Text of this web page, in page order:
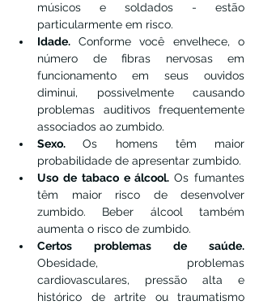
músicos e soldados - estão
particularmente em risco.
Idade. Conforme você envelhece, o
número de fibras nervosas em
funcionamento em seus ouvidos
diminui, possivelmente causando
problemas auditivos frequentemente
associados ao zumbido.
Sexo. Os homens têm maior
probabilidade de apresentar zumbido.
Uso de tabaco e álcool. Os fumantes
têm maior risco de desenvolver
zumbido. Beber álcool também
aumenta o risco de zumbido.
Obesidade, problemas
cardiovasculares, pressão alta e
histórico de artrite ou traumatismo